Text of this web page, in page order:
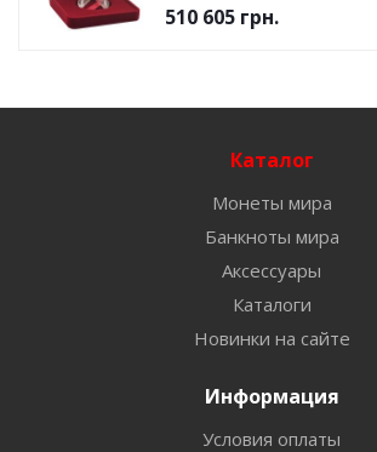
510 605 грн.
Каталог
Монеты мира
Банкноты мира
Аксессуары
Каталоги
Новинки на сайте
Информация
Условия оплаты